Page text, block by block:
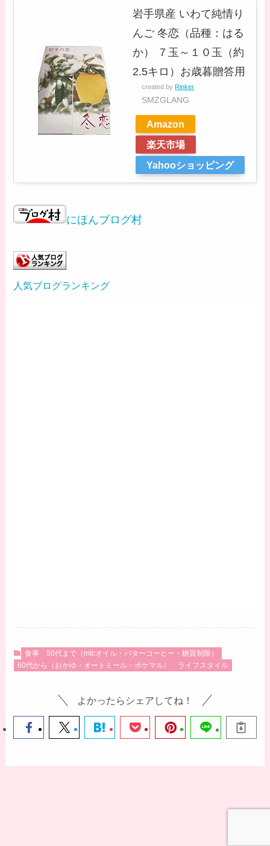
岩手県産 いわて純情り
んご 冬恋（品種：はる
か） ７玉～１０玉（約
2.5キロ）お歳暮贈答用
created by Rinker
SMZGLANG
Amazon
楽天市場
Yahooショッピング
にほんブログ村
人気ブログランキング
食事
50代まで（mtcオイル・バターコーヒー・糖質制限）
60代から（おかゆ・オートミール・ポケマル）
ライフスタイル
よかったらシェアしてね！